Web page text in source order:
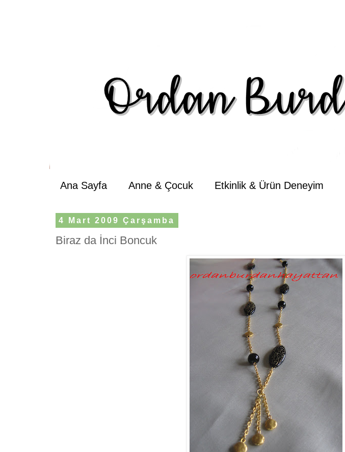
Ana Sayfa Anne & Çocuk Etkinlik & Ürün Deneyim
4 Mart 2009 Çarşamba
Biraz da İnci Boncuk